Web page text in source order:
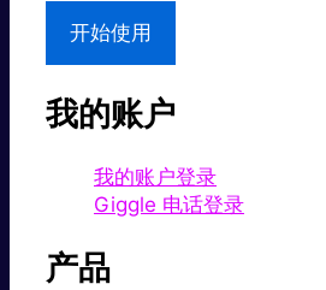
开始使用
我的账户
我的账户登录
Giggle 电话登录
产品